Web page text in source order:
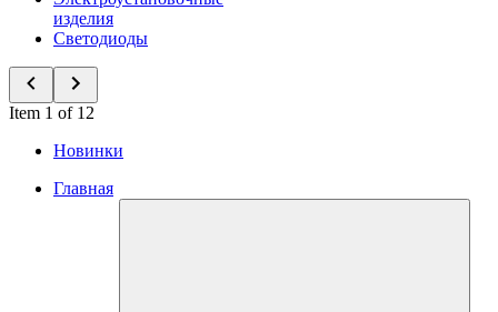
изделия
Светодиоды
Item 1 of 12
Новинки
Главная